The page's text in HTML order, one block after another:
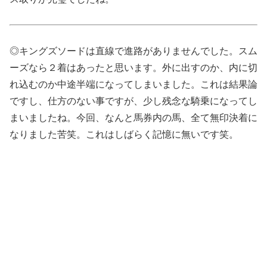
◎キングズソードは直線で進路がありませんでした。スム
ーズなら２着はあったと思います。外に出すのか、内に切
れ込むのか中途半端になってしまいました。これは結果論
ですし、仕方のない事ですが、少し残念な騎乗になってし
まいましたね。今回、なんと馬券内の馬、全て無印決着に
なりました苦笑。これはしばらく記憶に無いです笑。